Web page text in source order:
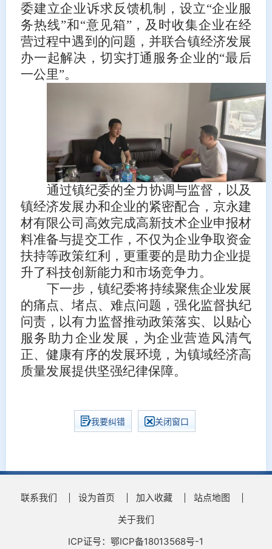
委建立企业诉求反馈机制，设立“企业服
务热线”和“意见箱”，及时收集企业在经
营过程中遇到的问题，并联合镇经济发展
办一起解决，切实打通服务企业的“最后
一公里”。
通过镇纪委的全力协调与监督，以及
镇经济发展办和企业的紧密配合，京永建
材有限公司高效完成高新技术企业申报材
料准备与提交工作，不仅为企业争取资金
扶持等政策红利，更重要的是助力企业提
升了科技创新能力和市场竞争力。
下一步，镇纪委将持续聚焦企业发展
的痛点、堵点、难点问题，强化监督执纪
问责，以有力监督推动政策落实、以贴心
服务助力企业发展，为企业营造风清气
正、健康有序的发展环境，为镇域经济高
质量发展提供坚强纪律保障。
我要纠错 关闭窗口
联系我们 设为首页 加入收藏
站点地图
关于我们
ICP证号：鄂ICP备18013568号-1